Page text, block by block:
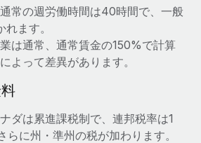
単に管理
プデート：GustoとXeroの統合お
のどこにいても、あらゆる規模の企業が
用し、管理し、給与を支給できるようにす
通常の週労働時間は40時間で、一般
ます。
は通常、通常賃金の150%で計算
よって差異があります。
ダは累進課税制で、連邦税率は1
に州・準州の税が加わります。